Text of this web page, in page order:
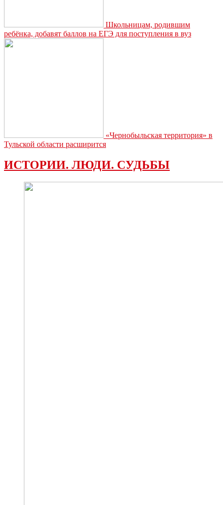
Школьницам, родившим
ребёнка, добавят баллов на ЕГЭ для поступления в вуз
«Чернобыльская территория» в
Тульской области расширится
ИСТОРИИ. ЛЮДИ. СУДЬБЫ